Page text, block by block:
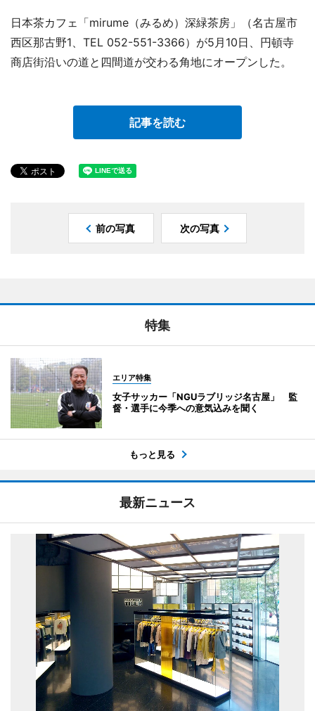
日本茶カフェ「mirume（みるめ）深緑茶房」（名古屋市
西区那古野1、TEL 052-551-3366）が5月10日、円頓寺
商店街沿いの道と四間道が交わる角地にオープンした。
記事を読む
前の写真 次の写真
特集
エリア特集
女子サッカー「NGUラブリッジ名古屋」 監
督・選手に今季への意気込みを聞く
もっと見る
最新ニュース